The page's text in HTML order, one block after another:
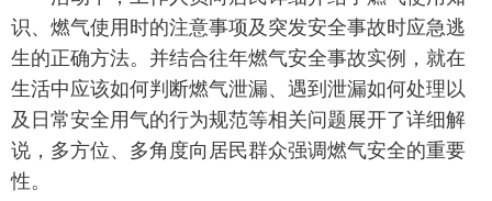
识、燃气使用时的注意事项及突发安全事故时应急逃
生的正确方法。并结合往年燃气安全事故实例，就在
生活中应该如何判断燃气泄漏、遇到泄漏如何处理以
及日常安全用气的行为规范等相关问题展开了详细解
说，多方位、多角度向居民群众强调燃气安全的重要
性。